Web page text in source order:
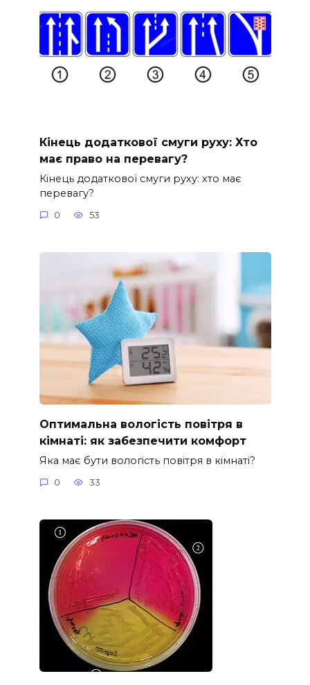
Кінець додаткової смуги руху: Хто
має право на перевагу?
Кінець додаткової смуги руху: хто має
перевагу?
0 53
Оптимальна вологість повітря в
кімнаті: як забезпечити комфорт
Яка має бути вологість повітря в кімнаті?
0 33